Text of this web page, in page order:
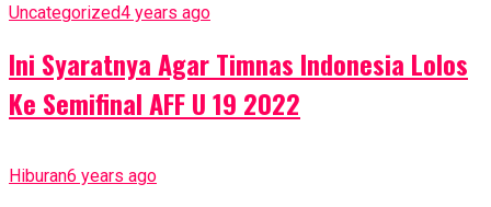
Uncategorized4 years ago
Ini Syaratnya Agar Timnas Indonesia Lolos
Ke Semifinal AFF U 19 2022
Hiburan6 years ago